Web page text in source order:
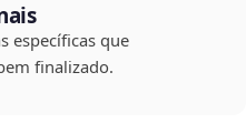
específicas que
finalizado.